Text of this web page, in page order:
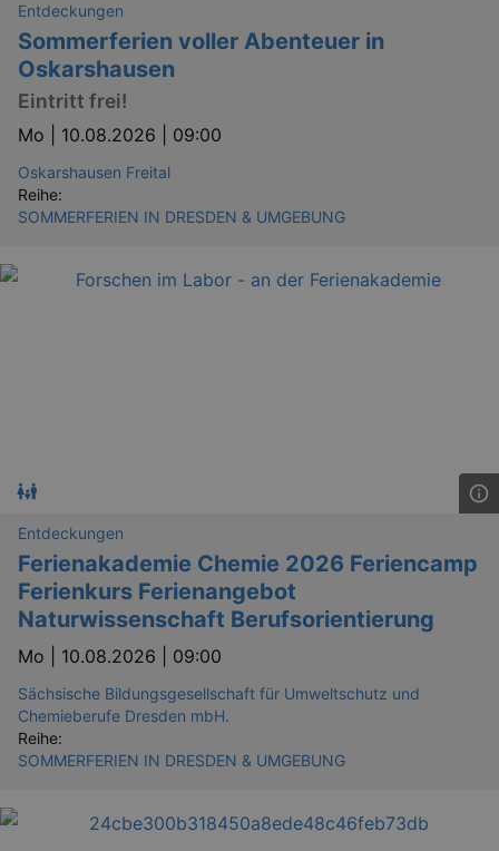
Entdeckungen
Sommerferien voller Abenteuer in
Oskarshausen
Eintritt frei!
Mo | 10.08.2026 | 09:00
Oskarshausen Freital
Reihe:
SOMMERFERIEN IN DRESDEN & UMGEBUNG
Entdeckungen
Ferienakademie Chemie 2026 Feriencamp
Ferienkurs Ferienangebot
Naturwissenschaft Berufsorientierung
Mo | 10.08.2026 | 09:00
Sächsische Bildungsgesellschaft für Umweltschutz und
Chemieberufe Dresden mbH.
Reihe:
SOMMERFERIEN IN DRESDEN & UMGEBUNG